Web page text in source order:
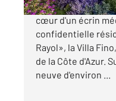
À vendre Villa
cœur d'un écrin
confidentielle
Rayol», la Villa
de la Côte d'Azur.
neuve d'environ ...